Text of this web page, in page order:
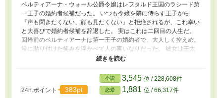
ベルティアーナ・ウォール公爵令嬢はレフタルド王国のラシード第
一王子の婚約者候補だった。 いつも令嬢を隣に侍らす王子から
『声も聞きたくない、顔も見たくない』と拒絶されるが、これ幸い
と大喜びで婚約者候補を辞退した。 実はこれは二回目の人生だ。
回帰前のベルティアーナは第一王子の婚約者で、大人しく控えめ。
常に貼り付けた笑みを浮かべて人の言いなりだった。 彼女は王太
子になった第一王子の妃になってからも、弟のウィルダー以外の誰
いいお飾りの妃だった。 そして白い結婚のまま約一年後に自ら命
を絶った。 その理由と原因を知った人物が自分の命と引き換えに
やり直しを望んだ結果、ベルティアーナの置かれていた環境が変わ
24h.ポイント 383pt
小説 3,545 位 / 228,608件
恋愛 1,881 位 / 66,317件